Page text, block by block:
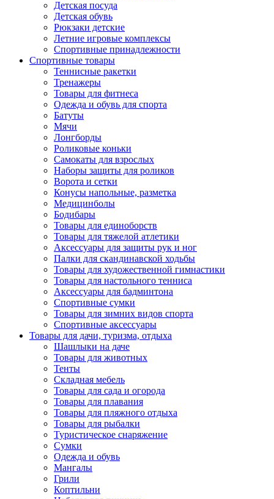
Детская посуда
Детская обувь
Рюкзаки детские
Летние игровые комплексы
Спортивные принадлежности
Спортивные товары
Теннисные ракетки
Тренажеры
Товары для фитнеса
Одежда и обувь для спорта
Батуты
Мячи
Лонгборды
Роликовые коньки
Самокаты для взрослых
Наборы защиты для роликов
Ворота и сетки
Конусы напольные, разметка
Медицинболы
Бодибары
Товары для единоборств
Товары для тяжелой атлетики
Аксессуары для защиты рук и ног
Палки для скандинавской ходьбы
Товары для художественной гимнастики
Товары для настольного тенниса
Аксессуары для бадминтона
Спортивные сумки
Товары для зимних видов спорта
Спортивные аксессуары
Товары для дачи, туризма, отдыха
Шашлыки на даче
Товары для животных
Тенты
Складная мебель
Товары для сада и огорода
Товары для плавания
Товары для пляжного отдыха
Товары для рыбалки
Туристическое снаряжение
Сумки
Одежда и обувь
Мангалы
Грили
Коптильни